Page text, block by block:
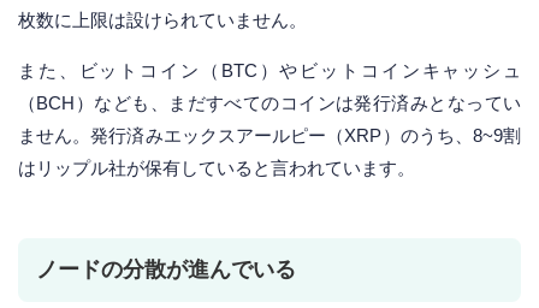
枚数に上限は設けられていません。
また、ビットコイン（BTC）やビットコインキャッシュ
（BCH）なども、まだすべてのコインは発行済みとなってい
ません。発行済みエックスアールピー（XRP）のうち、8~9割
はリップル社が保有していると言われています。
ノードの分散が進んでいる